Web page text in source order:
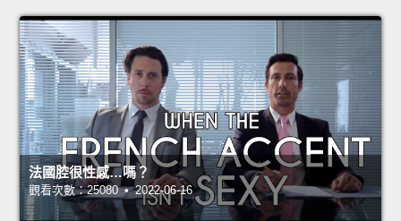
法國腔很性感…嗎？
觀看次數：25080 • 2022-06-16